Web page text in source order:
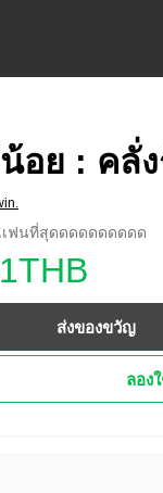
อย : คลั่
เฟนที่สุดดดดดดดดดด
ส่งของขวัญ
ลอง